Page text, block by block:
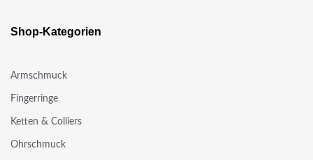
Shop-Kategorien
Armschmuck
Fingerringe
Ketten & Colliers
Ohrschmuck